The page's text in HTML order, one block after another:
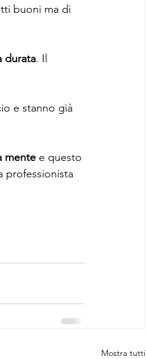
buoni ma di
durata. Il
e stanno già
mente e questo
professionista
Mostra tutti